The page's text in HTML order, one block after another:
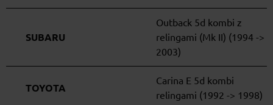
SUBARU
Outback 5d kombi z
relingami (Mk II) (1994 ->
2003)
TOYOTA
Carina E 5d kombi
relingami (1992 -> 1998)